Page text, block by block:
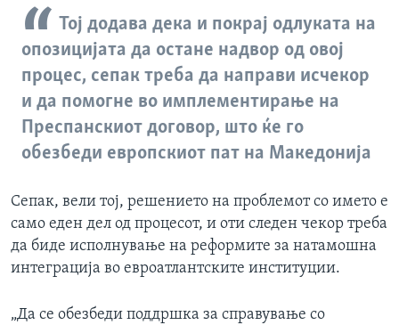
Тој додава дека и покрај одлуката на
опозицијата да остане надвор од овој
процес, сепак треба да направи исчекор
и да помогне во имплементирање на
Преспанскиот договор, што ќе го
обезбеди европскиот пат на Македонија
Сепак, вели тој, решението на проблемот со името е
само еден дел од процесот, и оти следен чекор треба
да биде исполнување на реформите за натамошна
интеграција во евроатлантските институции.
„Да се обезбеди поддршка за справување со